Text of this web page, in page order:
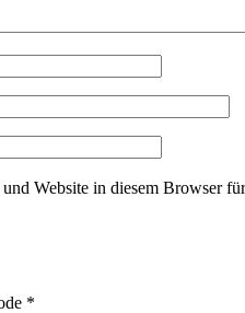
Website in diesem Browser
*